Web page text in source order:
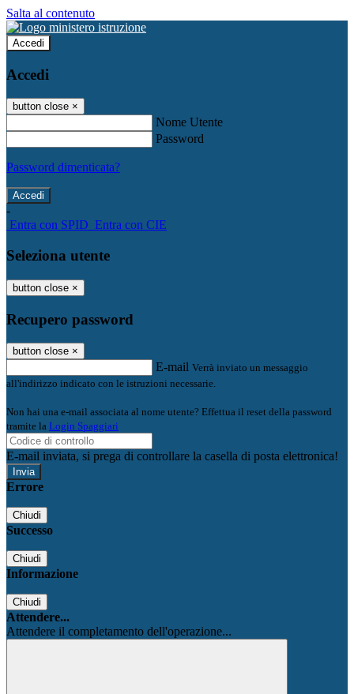
Salta al contenuto
Accedi
Accedi
button close ×
Nome Utente
Password
Password dimenticata?
-
Entra con SPID Entra con CIE
Seleziona utente
button close ×
Recupero password
button close ×
E-mail Verrà inviato un messaggio
all'indirizzo indicato con le istruzioni necessarie.
Non hai una e-mail associata al nome utente? Effettua il reset della password
tramite la Login Spaggiari
E-mail inviata, si prega di controllare la casella di posta elettronica!
Errore
Chiudi
Successo
Chiudi
Informazione
Chiudi
Attendere...
Attendere il completamento dell'operazione...